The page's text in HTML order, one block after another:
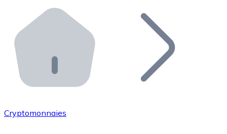
Distributeurs automatiques Bitnovo
Intégrez un ATM Bitnovo dans votre entreprise et
API Bitnovo
Intégrez notre API dans votre écosystème.
Rejoignez notre réseau de distributeurs et
Cryptomonnaies